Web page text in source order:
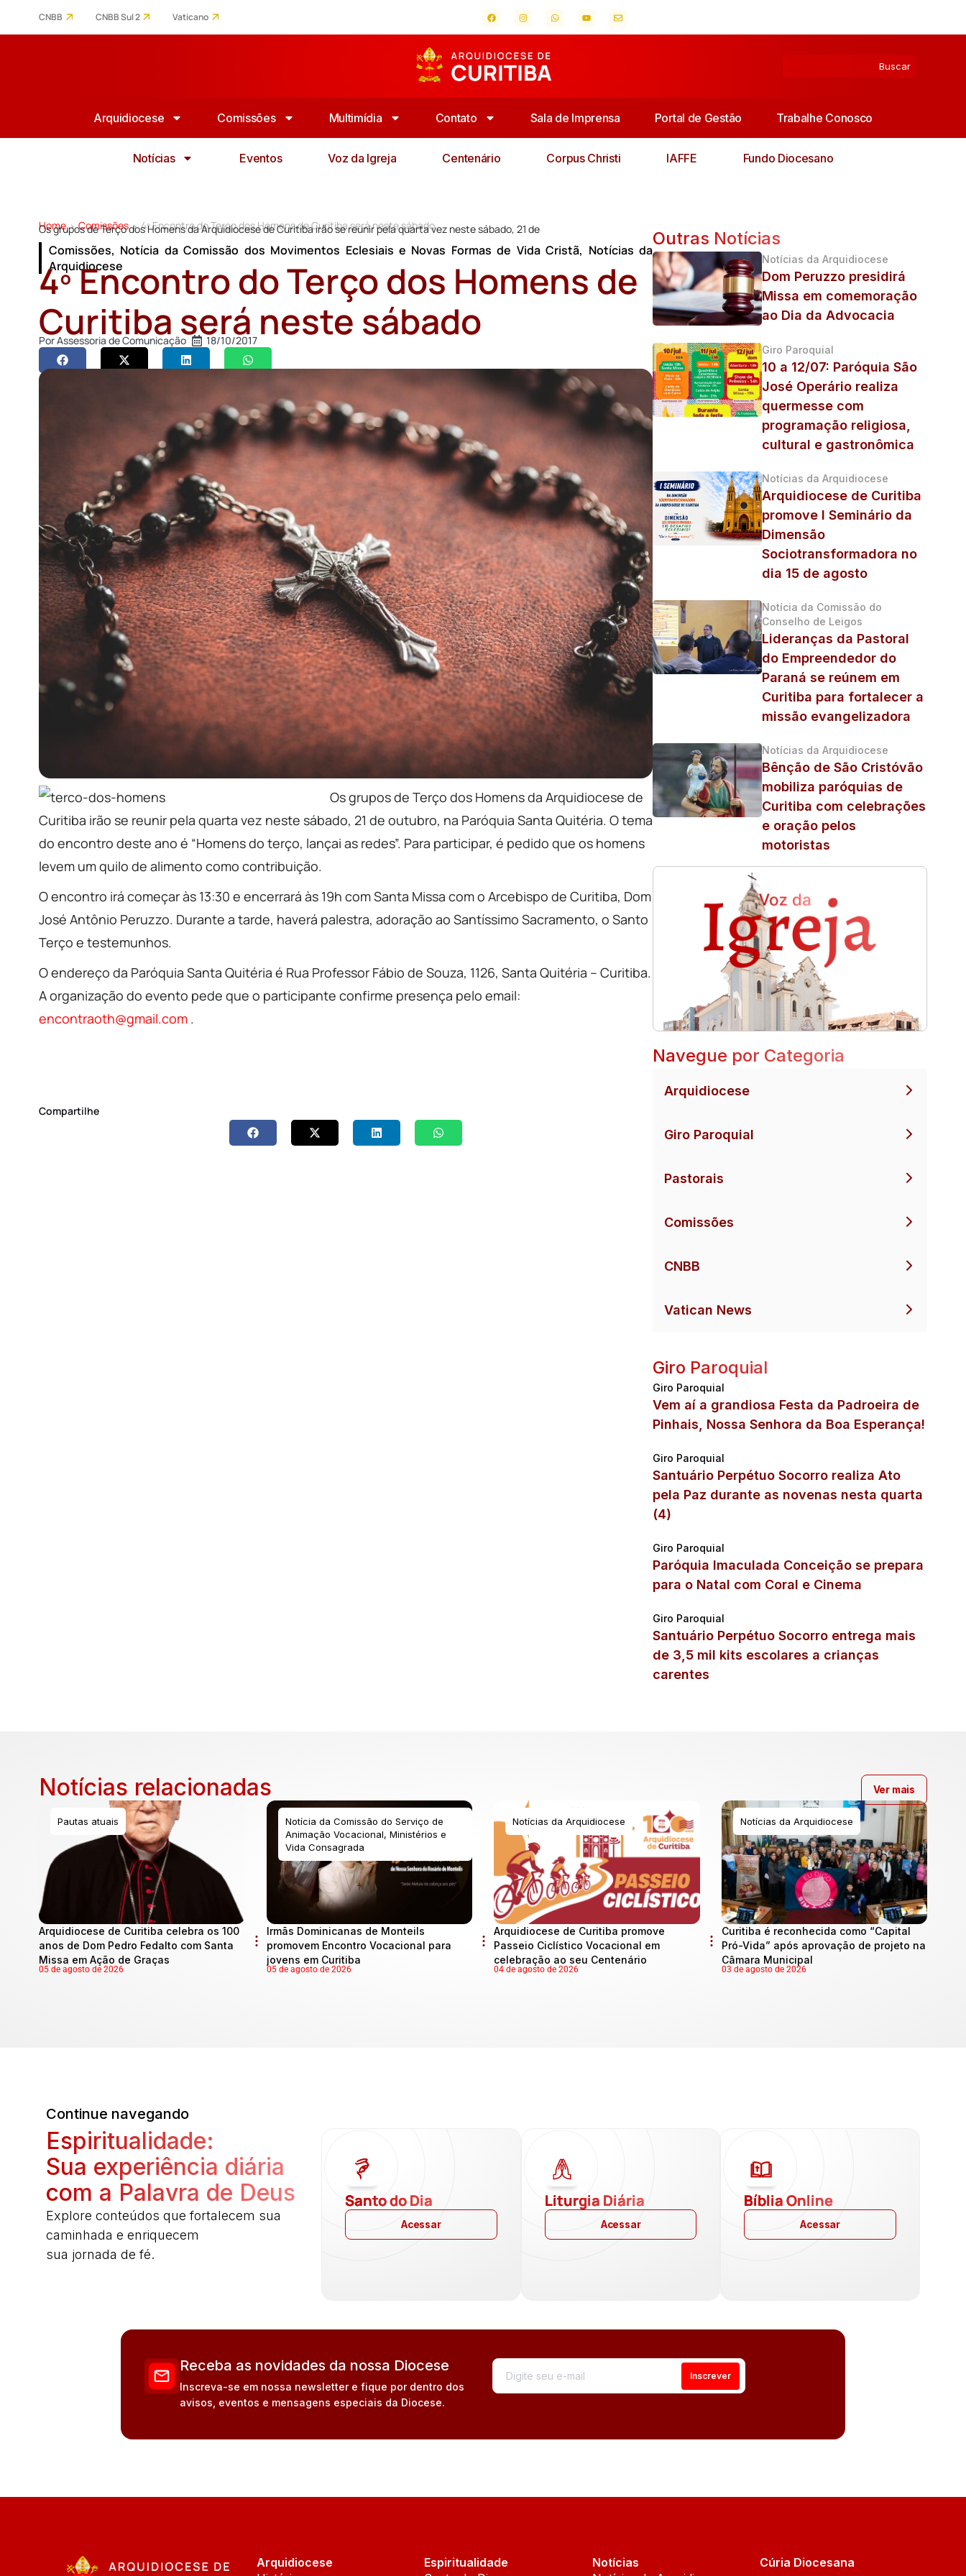
CNBB CNBB Sul 2 Vaticano
Arquidiocese Comissões Multimídia Contato Sala de Imprensa Portal de Gestão Trabalhe Conosco
Notícias Eventos Voz da Igreja Centenário Corpus Christi IAFFE Fundo Diocesano
Home > Comissões > 4º Encontro do Terço dos Homens de Curitiba será neste sábado
Os grupos de Terço dos Homens da Arquidiocese de Curitiba irão se reunir pela quarta vez neste sábado, 21 de
Comissões, Notícia da Comissão dos Movimentos Eclesiais e Novas Formas de Vida Cristã, Notícias da
Arquidiocese
4º Encontro do Terço dos Homens de
Curitiba será neste sábado
PorAssessoria de Comunicação 18/10/2017
Os grupos de Terço dos Homens da Arquidiocese de
Curitiba irão se reunir pela quarta vez neste sábado, 21 de outubro, na Paróquia Santa Quitéria. O tema
do encontro deste ano é “Homens do terço, lançai as redes”. Para participar, é pedido que os homens
levem um quilo de alimento como contribuição.
O encontro irá começar às 13:30 e encerrará às 19h com Santa Missa com o Arcebispo de Curitiba, Dom
José Antônio Peruzzo. Durante a tarde, haverá palestra, adoração ao Santíssimo Sacramento, o Santo
Terço e testemunhos.
O endereço da Paróquia Santa Quitéria é Rua Professor Fábio de Souza, 1126, Santa Quitéria – Curitiba.
A organização do evento pede que o participante confirme presença pelo email:
encontraoth@gmail.com .
Compartilhe
Outras Notícias
Notícias da Arquidiocese
Dom Peruzzo presidirá
Missa em comemoração
ao Dia da Advocacia
Giro Paroquial
10 a 12/07: Paróquia São
José Operário realiza
quermesse com
programação religiosa,
cultural e gastronômica
Notícias da Arquidiocese
Arquidiocese de Curitiba
promove I Seminário da
Dimensão
Sociotransformadora no
dia 15 de agosto
Notícia da Comissão do
Conselho de Leigos
Lideranças da Pastoral
do Empreendedor do
Paraná se reúnem em
Curitiba para fortalecer a
missão evangelizadora
Notícias da Arquidiocese
Bênção de São Cristóvão
mobiliza paróquias de
Curitiba com celebrações
e oração pelos
motoristas
Navegue por Categoria
Arquidiocese
Giro Paroquial
Pastorais
Comissões
CNBB
Vatican News
Giro Paroquial
Giro Paroquial
Vem aí a grandiosa Festa da Padroeira de
Pinhais, Nossa Senhora da Boa Esperança!
Giro Paroquial
Santuário Perpétuo Socorro realiza Ato
pela Paz durante as novenas nesta quarta
(4)
Giro Paroquial
Paróquia Imaculada Conceição se prepara
para o Natal com Coral e Cinema
Giro Paroquial
Santuário Perpétuo Socorro entrega mais
de 3,5 mil kits escolares a crianças
carentes
Notícias relacionadas
Pautas atuais
Arquidiocese de Curitiba celebra os 100
anos de Dom Pedro Fedalto com Santa
Missa em Ação de Graças
05 de agosto de 2026
Notícia da Comissão do Serviço de
Animação Vocacional, Ministérios e
Vida Consagrada
Irmãs Dominicanas de Monteils
promovem Encontro Vocacional para
jovens em Curitiba
05 de agosto de 2026
Notícias da Arquidiocese
Arquidiocese de Curitiba promove
Passeio Ciclístico Vocacional em
celebração ao seu Centenário
04 de agosto de 2026
Notícias da Arquidiocese
Curitiba é reconhecida como “Capital
Pró-Vida” após aprovação de projeto na
Câmara Municipal
03 de agosto de 2026
Ver mais
Continue navegando
Espiritualidade:
Sua experiência diária
com a Palavra de Deus
Explore conteúdos que fortalecem sua
caminhada e enriquecem
sua jornada de fé.
Santo do Dia
Acessar
Liturgia Diária
Acessar
Bíblia Online
Acessar
Receba as novidades da nossa Diocese
Inscreva-se em nossa newsletter e fique por dentro dos
avisos, eventos e mensagens especiais da Diocese.
Arquidiocese
Espiritualidade
Notícias
Cúria Diocesana